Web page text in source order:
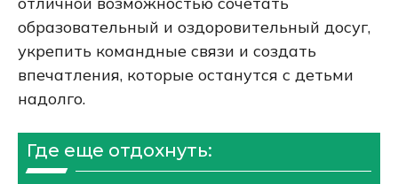
образовательный и оздоровительный досуг,
укрепить командные связи и создать
впечатления, которые останутся с детьми
надолго.
Где еще отдохнуть: